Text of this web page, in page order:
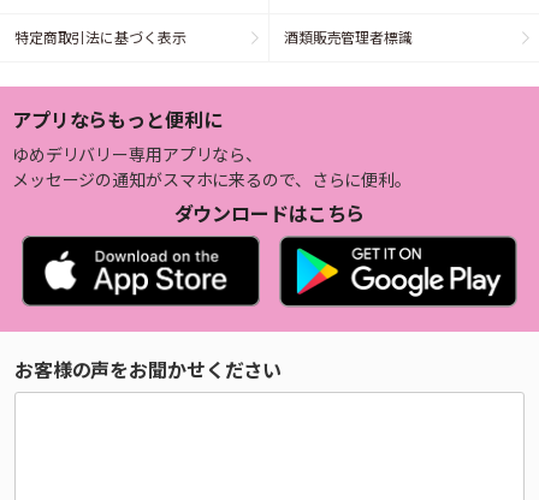
特定商取引法に基づく表示 酒類販売管理者標識
アプリならもっと便利に
ゆめデリバリー専用アプリなら、
メッセージの通知がスマホに来るので、さらに便利。
ダウンロードはこちら
お客様の声をお聞かせください